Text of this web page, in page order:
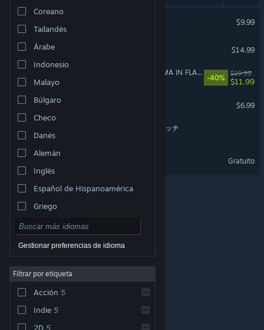
Descargar Steam Mobile
Ver versión clásica
© Valve Corporation. Todos los derechos reservados.
respectivos dueños en EE. UU. y otros países.
Acuerdo de Suscriptor a Steam
Cookies
Coreano
Tailandés
Árabe
Indonesio
Malayo
Búlgaro
Checo
Danés
Alemán
Inglés
Español de Hispanoamérica
Griego
Gestionar preferencias de idioma
Filtrar por etiqueta
Acción 5
Indie 5
2D 5
$9.99
$14.99
NINJA SLAYER NEO-SAITAMA IN FLAMES(ニンジャスレイヤー ネオサイタマ炎上)
-40%
$19.99
$11.99
$6.99
Fantasketch / ファンタスケッチ
Gratuito